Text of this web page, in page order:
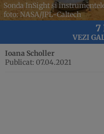
Sonda InSight și
foto: NASA/JPL-Caltech
7
VEZI
Ioana Scholler
Publicat: 07.04.2021